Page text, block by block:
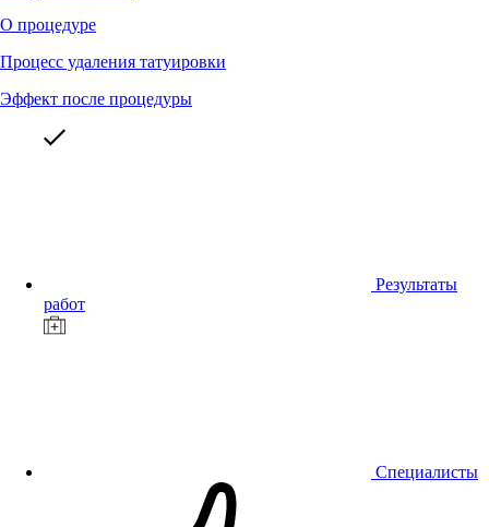
О процедуре
Процесс удаления татуировки
Эффект после процедуры
Результаты
работ
Специалисты